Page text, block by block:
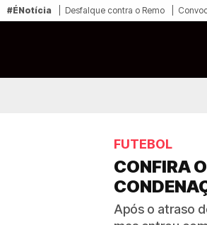
#ÉNotícia Desfalque contra o Remo
FUTEBOL
CONFIRA
Após o atraso